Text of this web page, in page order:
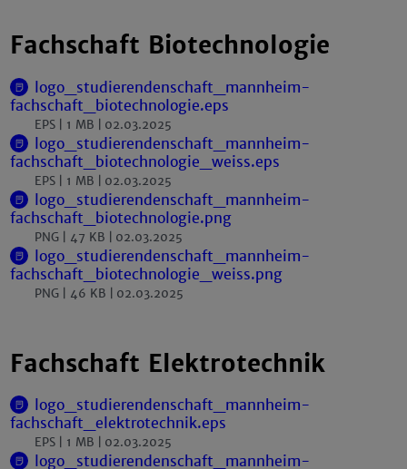
Fachschaft Biotechnologie
logo_studierendenschaft_mannheim-
fachschaft_biotechnologie.eps
EPS 1 MB 02.03.2025
logo_studierendenschaft_mannheim-
fachschaft_biotechnologie_weiss.eps
EPS 1 MB 02.03.2025
logo_studierendenschaft_mannheim-
fachschaft_biotechnologie.png
PNG 47 KB 02.03.2025
logo_studierendenschaft_mannheim-
fachschaft_biotechnologie_weiss.png
PNG 46 KB 02.03.2025
Fachschaft Elektrotechnik
logo_studierendenschaft_mannheim-
fachschaft_elektrotechnik.eps
EPS 1 MB 02.03.2025
logo_studierendenschaft_mannheim-